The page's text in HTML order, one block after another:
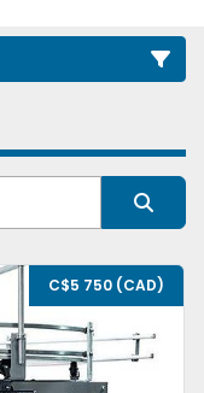
C$5 750 (CAD)